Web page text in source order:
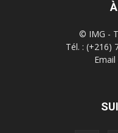
© IMG -
Tél. : (+216)